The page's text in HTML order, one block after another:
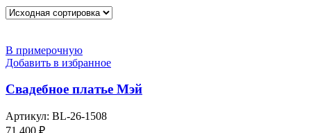
В примерочную
Добавить в избранное
Свадебное платье Мэй
Артикул: BL-26-1508
71 400 ₽